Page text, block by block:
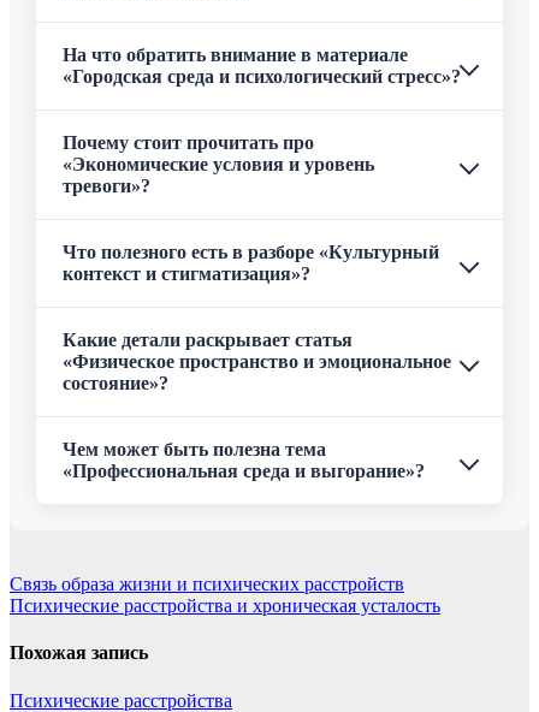
На что обратить внимание в материале
«Городская среда и психологический стресс»?
Почему стоит прочитать про
«Экономические условия и уровень
тревоги»?
Что полезного есть в разборе «Культурный
контекст и стигматизация»?
Какие детали раскрывает статья
«Физическое пространство и эмоциональное
состояние»?
Чем может быть полезна тема
«Профессиональная среда и выгорание»?
Навигация
по
записям
Связь образа жизни и психических расстройств
Психические расстройства и хроническая усталость
Похожая запись
Психические расстройства